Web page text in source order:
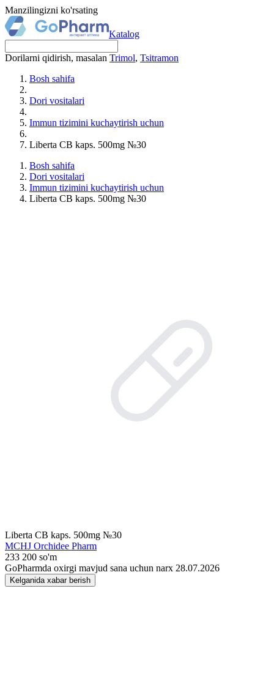
Manzilingizni ko'rsating
Katalog
Dorilarni qidirish, masalan Trimol, Tsitramon
Bosh sahifa
Dori vositalari
Immun tizimini kuchaytirish uchun
Liberta CB kaps. 500mg №30
Bosh sahifa
Dori vositalari
Immun tizimini kuchaytirish uchun
Liberta CB kaps. 500mg №30
Liberta CB kaps. 500mg №30
MCHJ Orchidee Pharm
233 200 so'm
GoPharmda oxirgi mavjud sana uchun narx 28.07.2026
Kelganida xabar berish